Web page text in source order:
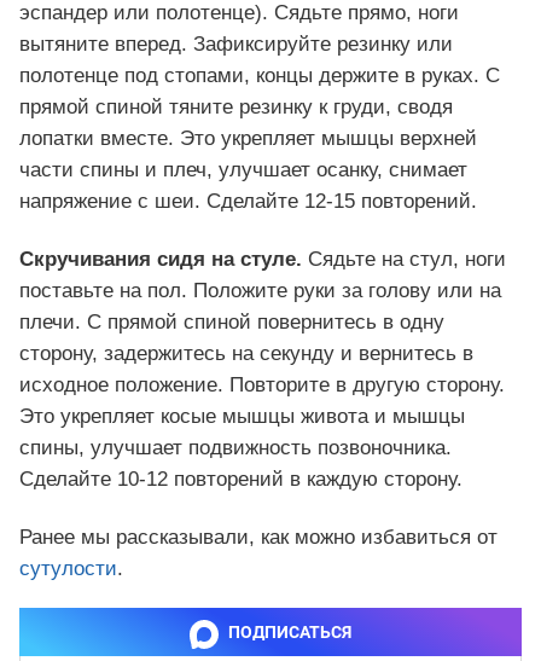
эспандер или полотенце). Сядьте прямо, ноги
вытяните вперед. Зафиксируйте резинку или
полотенце под стопами, концы держите в руках. С
прямой спиной тяните резинку к груди, сводя
лопатки вместе. Это укрепляет мышцы верхней
части спины и плеч, улучшает осанку, снимает
напряжение с шеи. Сделайте 12-15 повторений.
Скручивания сидя на стуле. Сядьте на стул, ноги
поставьте на пол. Положите руки за голову или на
плечи. С прямой спиной повернитесь в одну
сторону, задержитесь на секунду и вернитесь в
исходное положение. Повторите в другую сторону.
Это укрепляет косые мышцы живота и мышцы
спины, улучшает подвижность позвоночника.
Сделайте 10-12 повторений в каждую сторону.
Ранее мы рассказывали, как можно избавиться от
сутулости.
ПОДПИСАТЬСЯ